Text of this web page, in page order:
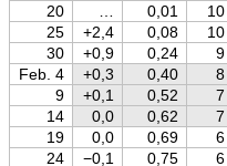
20
0,01 10
25
+2,4 0,08 10
30
+0,9 0,24 9
Feb. 4
+0,3 0,40 8
9
+0,1 0,52 7
14
0,0 0,62 7
19
0,0 0,69 6
24
−0,1 0,75 6